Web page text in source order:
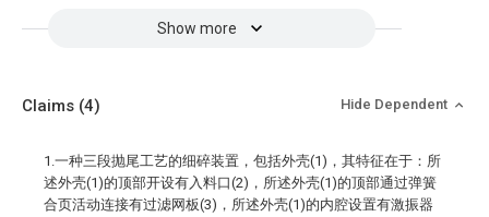
Show more
Claims (4) Hide Dependent
1.一种三段抛尾工艺的细碎装置，包括外壳(1)，其特征在于：所
述外壳(1)的顶部开设有入料口(2)，所述外壳(1)的顶部通过弹簧
合页活动连接有过滤网板(3)，所述外壳(1)的内腔设置有激振器